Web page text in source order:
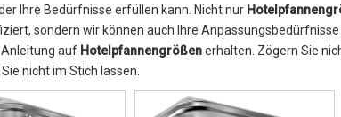
Ihre Bedürfnisse erfüllen kann. Nicht nur
sondern wir können auch Ihre
auf Hotelpfannengrößenerhalten. Zögern Sie
nicht im Stich lassen.